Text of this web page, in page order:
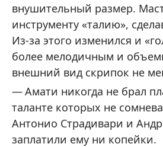
внушительный размер.
инструменту «талию»,
Из-за этого изменился и
более мелодичным и
внешний вид скрипок не
Амати никогда не брал
таланте которых не
Антонио Страдивари и
заплатили ему ни копейки.